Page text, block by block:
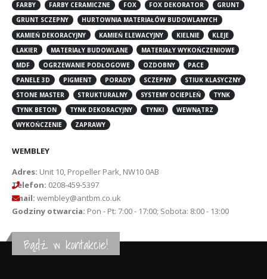
FARBY
FARBY CERAMICZNE FOX FOX DEKORATOR
GRUNT
GRUNT SCZEPNY
HURTOWNIA MATERIAŁÓW BUDOWLANYCH
KAMIEŃ DEKORACYJNY
KAMIEŃ ELEWACYJNY KIELNIE
KLEJE
LAKIER
MATERIAŁY BUDOWLANE
MATERIAŁY WYKOŃCZENIOWE
MDF
OGRZEWANIE PODŁOGOWE OZDOBNY
PACE
PANELE 3D
PIGMENT PORADY SCZEPNY
STIUK KLASYCZNY
STONE MASTER
STRUKTURALNY SYSTEMY OCIEPLEŃ
TYNK
TYNK BETON
TYNK DEKORACYJNY TYNKI
WEWNĄTRZ
WYKOŃCZENIE
ZAPRAWY
WEMBLEY
Adres: Unit 10, Propeller Park, NW10 0AB
Telefon: 0208-459-5397
Email: wembley@antbm.co.uk
Godziny otwarcia: Pon - Pt: 7:00 - 17:00; Sobota: 8:00 - 13:00
Bądź w kontakcie!